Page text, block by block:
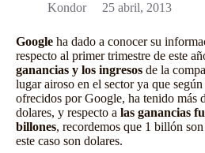
Kondor
25 abril, 2013
Google ha dado a conocer su
respecto al primer trimestre de este
ganancias y los ingresos de la
lugar airoso en el sector ya que
ofrecidos por Google, ha tenido más
dolares, y respecto a las ganancias
billones, recordemos que 1 billón
este caso son dolares.